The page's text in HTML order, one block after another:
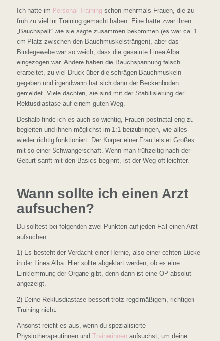
Ich hatte im Personal Training schon mehrmals Frauen, die zu
früh zu viel im Training gemacht haben. Eine hatte zwar ihren
„Bauchspalt“ wie sie sagte zusammen bekommen (es war ca. 1
cm Platz zwischen den Bauchmuskelsträngen), aber das
Bindegewebe war so weich, dass die gesamte Linea Alba
eingezogen war. Andere haben die Bauchspannung falsch
erarbeitet, zu viel Druck über die schrägen Bauchmuskeln
gegeben und irgendwann hat sich dann der Beckenboden
gemeldet. Viele dachten, sie sind mit der Stabilisierung der
Rektusdiastase auf einem guten Weg.
Deshalb finde ich es auch so wichtig, Frauen postnatal eng zu
begleiten und ihnen möglichst im 1:1 beizubringen, wie alles
wieder richtig funktioniert. Der Körper einer Frau leistet Großes
mit so einer Schwangerschaft. Wenn man frühzeitig nach der
Geburt sanft mit den Basics beginnt, ist der Weg oft leichter.
Wann sollte ich einen Arzt
aufsuchen?
Du solltest bei folgenden zwei Punkten auf jeden Fall einen Arzt
aufsuchen:
1) Es besteht der Verdacht einer Hernie, also einer echten Lücke
in der Linea Alba. Hier sollte abgeklärt werden, ob es eine
Einklemmung der Organe gibt, denn dann ist eine OP absolut
angezeigt.
2) Deine Rektusdiastase bessert trotz regelmäßigem, richtigen
Training nicht.
Ansonst reicht es aus, wenn du spezialisierte
Physiotherapeutinnen und Trainerinnenaufsuchst, um deine